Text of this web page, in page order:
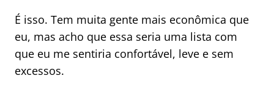
É isso. Tem muita gente mais econômica que
eu, mas acho que essa seria uma lista com
que eu me sentiria confortável, leve e sem
excessos.